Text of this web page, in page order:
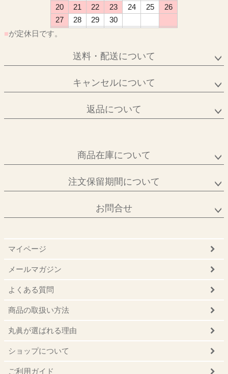
20
21 22 23 24 25
26
27
28 29
30
■が定休日です。
送料・配送について
キャンセルについて
返品について
商品在庫について
注文保留期間について
お問合せ
マイページ
メールマガジン
よくある質問
商品の取扱い方法
丸眞が選ばれる理由
ショップについて
ご利用ガイド